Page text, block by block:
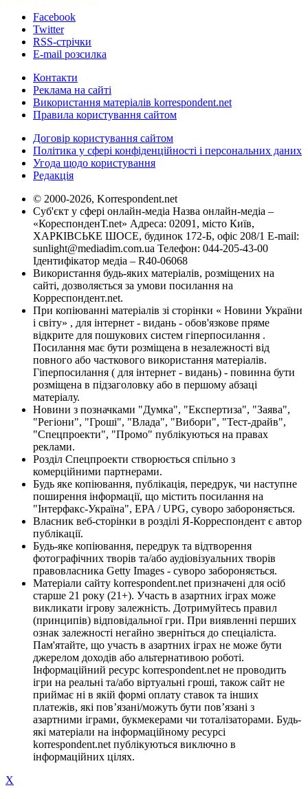
Facebook
Twitter
RSS-стрічки
E-mail розсилка
Контакти
Реклама на сайті
Використання матеріалів korrespondent.net
Правила користування сайтом
Договір користування сайтом
Політика у сфері конфіденційності і персональних даних
Угода щодо користування
Редакція
© 2000-2026, Korrespondent.net
Суб'єкт у сфері онлайн-медіа Назва онлайн-медіа –
«КореспонденТ.net» Адреса: 02091, місто Київ,
ХАРКІВСЬКЕ ШОСЕ, будинок 172-Б, офіс 208/1 E-mail:
sunlight@mediadim.com.ua Телефон: 044-205-43-00
Ідентифікатор медіа – R40-06068
Використання будь-яких матеріалів, розміщених на
сайті, дозволяється за умови посилання на
Корреспондент.net.
При копіюванні матеріалів зі сторінки « Новини України
і світу» , для інтернет - видань - обов'язкове пряме
відкрите для пошукових систем гіперпосилання .
Посилання має бути розміщена в незалежності від
повного або часткового використання матеріалів.
Гіперпосилання ( для інтернет - видань) - повинна бути
розміщена в підзаголовку або в першому абзаці
матеріалу.
Новини з позначками "Думка", "Експертиза", "Заява",
"Регіони", "Гроші", "Влада", "Вибори", "Тест-драйв",
"Спецпроекти", "Промо" публікуються на правах
реклами.
Розділ Спецпроекти створюється спільно з
комерційними партнерами.
Будь яке копіювання, публікація, передрук, чи наступне
поширення інформації, що містить посилання на
"Інтерфакс-Україна", EPA / UPG, суворо забороняється.
Власник веб-сторінки в розділі Я-Корреспондент є автор
публікації.
Будь-яке копіювання, передрук та відтворення
фотографічних творів та/або аудіовізуальних творів
правовласника Getty Images - суворо забороняється.
Матеріали сайту korrespondent.net призначені для осіб
старше 21 року (21+). Участь в азартних іграх може
викликати ігрову залежність. Дотримуйтесь правил
(принципів) відповідальної гри. При виявленні перших
ознак залежності негайно зверніться до спеціаліста.
Пам'ятайте, що участь в азартних іграх не може бути
джерелом доходів або альтернативою роботі.
Інформаційний ресурс korrespondent.net не проводить
ігри на реальні та/або віртуальні гроші, також сайт не
приймає ні в якій формі оплату ставок та інших
платежів, які пов’язані/можуть бути пов’язані з
азартними іграми, букмекерами чи тоталізаторами. Будь-
які матеріали на інформаційному ресурсі
korrespondent.net публікуються виключно в
інформаційних цілях.
X